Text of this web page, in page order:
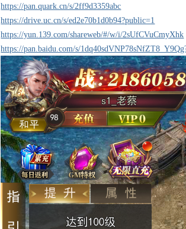
https://pan.quark.cn/s/2ff9d3359abc
https://drive.uc.cn/s/ed2e70b1d0b94?public=1
https://yun.139.com/shareweb/#/w/i/2sUfCVuCmyXhk
https://pan.baidu.com/s/